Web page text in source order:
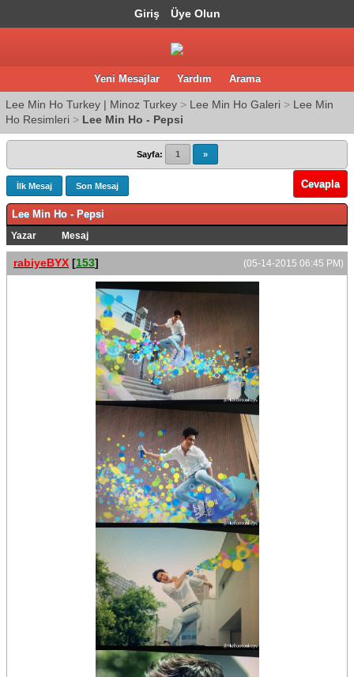
Giriş Üye Olun
Yeni Mesajlar Yardım Arama
Lee Min Ho Turkey | Minoz Turkey > Lee Min Ho Galeri > Lee Min
Ho Resimleri > Lee Min Ho - Pepsi
Sayfa: 1 »
İlk Mesaj Son Mesaj Cevapla
Lee Min Ho - Pepsi
Yazar Mesaj
(05-14-2015 06:45 PM)
rabiyeBYX [153]